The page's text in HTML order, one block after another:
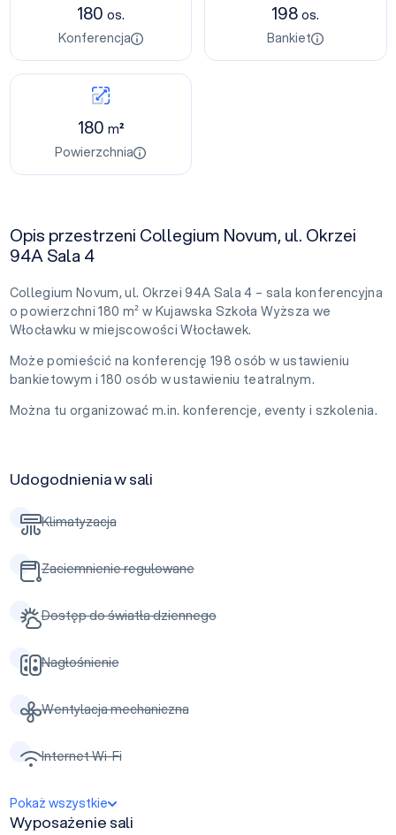
180 os.
Konferencja
198os.
Bankiet
180 m²
Powierzchnia
Opis przestrzeni Collegium Novum, ul. Okrzei
94A Sala 4
Collegium Novum, ul. Okrzei 94A Sala 4 – sala konferencyjna
o powierzchni 180 m² w Kujawska Szkoła Wyższa we
Włocławku w miejscowości Włocławek.
Może pomieścić na konferencję 198 osób w ustawieniu
bankietowym i 180 osób w ustawieniu teatralnym.
Można tu organizować m.in. konferencje, eventy i szkolenia.
Udogodnienia w sali
Klimatyzacja
Zaciemnienie regulowane
Dostęp do światła dziennego
Nagłośnienie
Wentylacja mechaniczna
Internet Wi-Fi
Pokaż wszystkie
Wyposażenie sali